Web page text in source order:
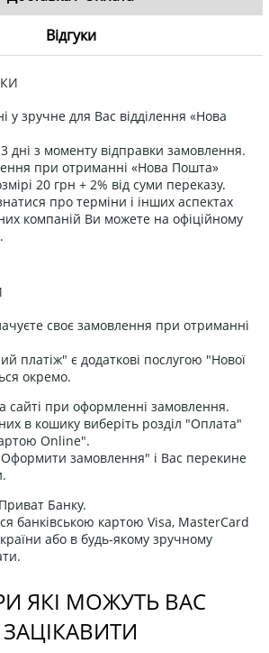
Відгуки
у зручне для Вас відділення «Нова
дні з моменту відправки замовлення.
при отриманні «Нова Пошта»
20 грн + 2% від суми переказу.
про терміни і інших аспектах
компаній Ви можете на офіційному
своє замовлення при отриманні
платіж" є додаткові послугою "Нової
окремо.
сайті при оформленні замовлення.
в кошику виберіть розділ "Оплата"
Online".
замовлення" і Вас перекине
Банку.
банківською картою Visa, MasterCard
або в будь-якому зручному
ЯКІ МОЖУТЬ ВАС
ЗАЦІКАВИТИ